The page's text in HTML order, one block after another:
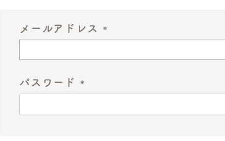
メールアドレス
)
パスワード
必